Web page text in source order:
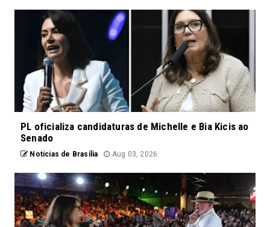
PL oficializa candidaturas de Michelle e Bia Kicis ao
Senado
Notícias de Brasília Aug 03, 2026